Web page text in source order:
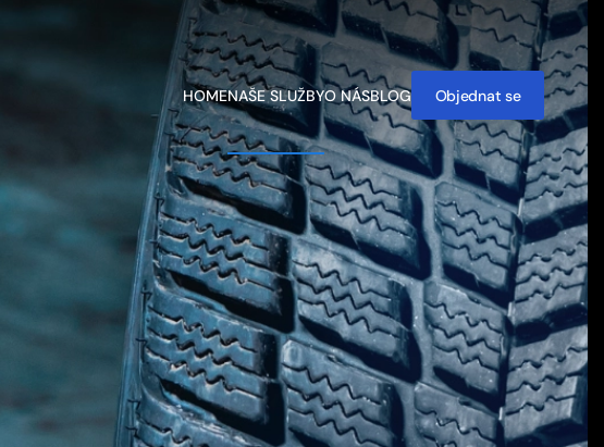
HOMENAŠE SLUŽBYO NÁSBLOG Objednat se